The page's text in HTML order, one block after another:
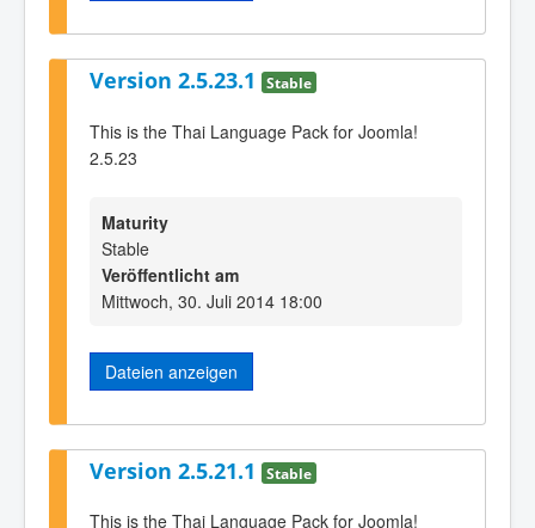
Version 2.5.23.1 Stable
This is the Thai Language Pack for Joomla!
2.5.23
Maturity
Stable
Veröffentlicht am
Mittwoch, 30. Juli 2014 18:00
Dateien anzeigen
Version 2.5.21.1 Stable
This is the Thai Language Pack for Joomla!